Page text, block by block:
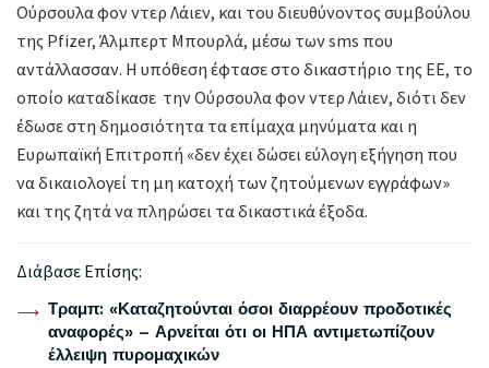
Ούρσουλα φον ντερ Λάιεν, και του διευθύνοντος συμβούλου
της Pfizer, Άλμπερτ Μπουρλά, μέσω των sms που
αντάλλασσαν. Η υπόθεση έφτασε στο δικαστήριο της ΕΕ, το
οποίο καταδίκασε την Ούρσουλα φον ντερ Λάιεν, διότι δεν
έδωσε στη δημοσιότητα τα επίμαχα μηνύματα και η
Ευρωπαϊκή Επιτροπή «δεν έχει δώσει εύλογη εξήγηση που
να δικαιολογεί τη μη κατοχή των ζητούμενων εγγράφων»
και της ζητά να πληρώσει τα δικαστικά έξοδα.
Διάβασε Επίσης:
Τραμπ: «Καταζητούνται όσοι διαρρέουν προδοτικές
αναφορές» – Αρνείται ότι οι ΗΠΑ αντιμετωπίζουν
έλλειψη πυρομαχικών